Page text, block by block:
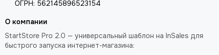
ОГРН: 562145896523154
О компании
StartStore Pro 2.0 — универсальный шаблон на InSales для
быстрого запуска интернет-магазина: